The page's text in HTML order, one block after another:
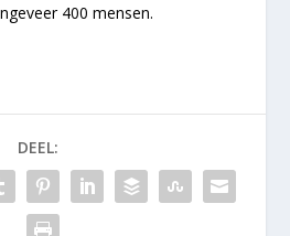
400 mensen.
DEEL: